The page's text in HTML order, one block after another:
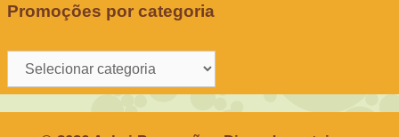
Promoções por categoria
Promoções
por